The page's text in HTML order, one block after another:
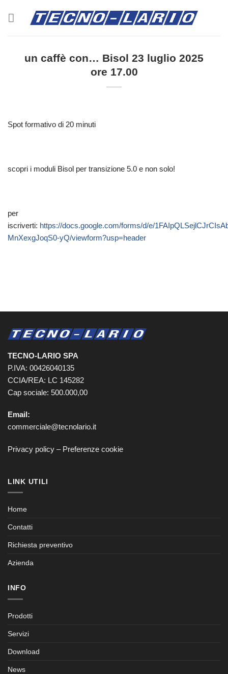
un caffè con… Bisol 23 luglio 2025
ore 17.00
Spot formativo di 20 minuti
scopri i moduli Bisol per transizione 5.0 e non solo!
per
iscriverti: https://docs.google.com/forms/d/e/
MnXexgJoqS0-yQ/viewform?usp=header
TECNO-LARIO SPA
P.IVA: 00426040135
CCIA/REA: LC 145282
Cap sociale: 500.000,00
Email:
commerciale@tecnolario.it
Privacy policy – Preferenze cookie
LINK UTILI
Home
Contatti
Richiesta preventivo
Azienda
INFO
Prodotti
Servizi
Download
News